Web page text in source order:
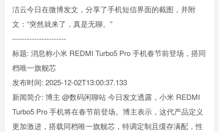
洁云今日在微博发文，分享了手机短信界面的截图，并附
文：“突然就来了，真是无聊。”
----------------------
标题: 消息称小米 REDMI Turbo5 Pro 手机春节前登场，搭同
档唯一旗舰芯
发布时间: 2025-12-02T13:00:37.133
新闻简介: 博主 @数码闲聊站 今日发文透露，小米 REDMI
Turbo5 Pro 手机将在春节前登场。博主表示，这代产品定义
更加激进，搭载同档唯一旗舰芯，特调定制且缓存满配，性